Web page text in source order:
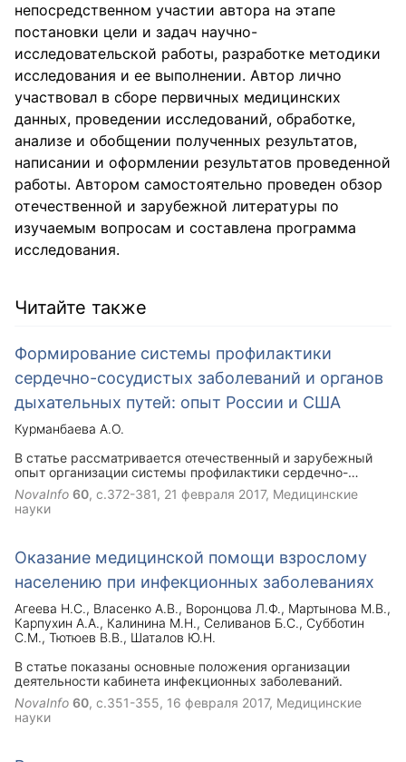
непосредственном участии автора на этапе
постановки цели и задач научно-
исследовательской работы, разработке методики
исследования и ее выполнении. Автор лично
участвовал в сборе первичных медицинских
данных, проведении исследований, обработке,
анализе и обобщении полученных результатов,
написании и оформлении результатов проведенной
работы. Автором самостоятельно проведен обзор
отечественной и зарубежной литературы по
изучаемым вопросам и составлена программа
исследования.
Читайте также
Формирование системы профилактики
сердечно-сосудистых заболеваний и органов
дыхательных путей: опыт России и США
Курманбаева А.О.
В статье рассматривается отечественный и зарубежный
опыт организации системы профилактики сердечно-
сосудистых заболеваний. На основе проведенного
исследования предлагаются некоторые рекомендации для
внедрения зарубежного опыта в отечественную практику.
NovaInfo 60, с.372-381, 21 февраля 2017, Медицинские
науки
Оказание медицинской помощи взрослому
населению при инфекционных заболеваниях
Агеева Н.С. Власенко А.В. Воронцова Л.Ф.
Мартынова М.В.
Карпухин А.А.
Калинина М.Н. Селиванов Б.С.
Субботин
С.М. Тютюев В.В.
Шаталов Ю.Н.
В статье показаны основные положения организации
деятельности кабинета инфекционных заболеваний.
NovaInfo 60, с.351-355, 16 февраля 2017, Медицинские
науки